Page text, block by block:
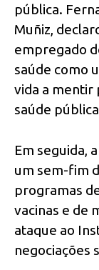
pública.
Muñiz,
empregado
saúde como
vida a mentir
saúde
Em seguida,
um sem-fim
programas
vacinas e de
ataque ao
negociações